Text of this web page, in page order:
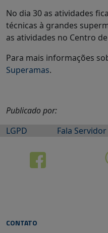
No dia 30 as atividades
técnicas à grandes
as atividades no Centro
Para mais informações
Superamas.
Publicado por:
LGPD
Fala Servidor
CONTATO